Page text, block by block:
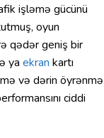
işləmə gücünü
oyun
qədər geniş bir
ya ekran kartı
və dərin öyrənmə
ciddi